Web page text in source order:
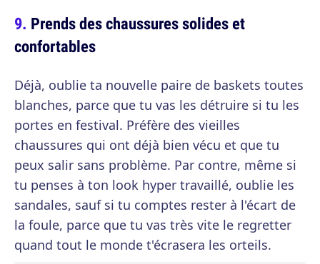
Prends des chaussures solides et
confortables
Déjà, oublie ta nouvelle paire de baskets toutes
blanches, parce que tu vas les détruire si tu les
portes en festival. Préfère des vieilles
chaussures qui ont déjà bien vécu et que tu
peux salir sans problème. Par contre, même si
tu penses à ton look hyper travaillé, oublie les
sandales, sauf si tu comptes rester à l'écart de
la foule, parce que tu vas très vite le regretter
quand tout le monde t'écrasera les orteils.